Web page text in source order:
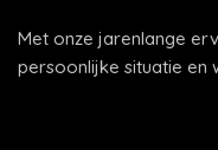
Met onze jarenlange
persoonlijke situatie en